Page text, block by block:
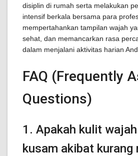
disiplin di rumah serta melakukan
intensif berkala bersama para
mempertahankan tampilan wajah
sehat, dan memancarkan rasa
dalam menjalani aktivitas harian
FAQ (Frequently
Questions)
1. Apakah kulit
kusam akibat kurang